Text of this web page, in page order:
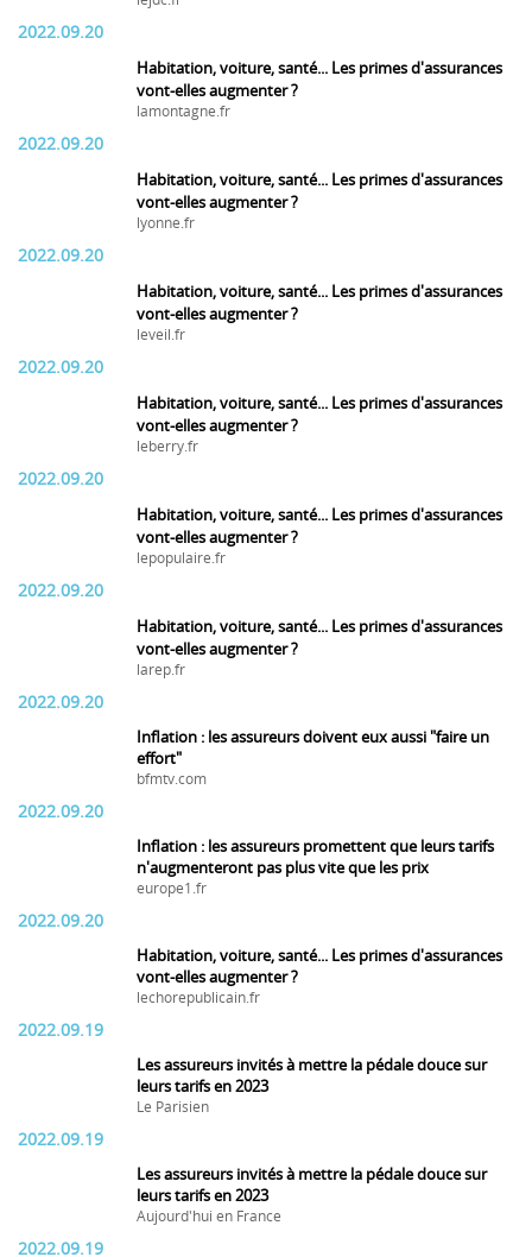
2022.09.20
Habitation, voiture, santé... Les primes d'assurances
vont-elles augmenter ?
lamontagne.fr
2022.09.20
Habitation, voiture, santé... Les primes d'assurances
vont-elles augmenter ?
lyonne.fr
2022.09.20
Habitation, voiture, santé... Les primes d'assurances
vont-elles augmenter ?
leveil.fr
2022.09.20
Habitation, voiture, santé... Les primes d'assurances
vont-elles augmenter ?
leberry.fr
2022.09.20
Habitation, voiture, santé... Les primes d'assurances
vont-elles augmenter ?
lepopulaire.fr
2022.09.20
Habitation, voiture, santé... Les primes d'assurances
vont-elles augmenter ?
larep.fr
2022.09.20
Inflation : les assureurs doivent eux aussi "faire un
effort"
bfmtv.com
2022.09.20
Inflation : les assureurs promettent que leurs tarifs
n'augmenteront pas plus vite que les prix
europe1.fr
2022.09.20
Habitation, voiture, santé... Les primes d'assurances
vont-elles augmenter ?
lechorepublicain.fr
2022.09.19
Les assureurs invités à mettre la pédale douce sur
leurs tarifs en 2023
Le Parisien
2022.09.19
Les assureurs invités à mettre la pédale douce sur
leurs tarifs en 2023
Aujourd'hui en France
2022.09.19